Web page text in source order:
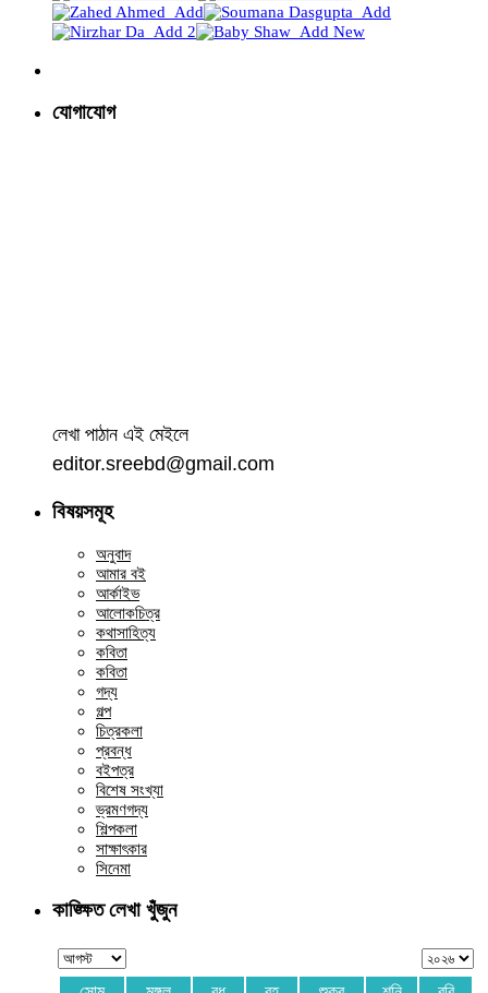
যোগাযোগ
লেখা পাঠান এই মেইলে
editor.sreebd@gmail.com
বিষয়সমূহ
অনুবাদ
আমার বই
আর্কাইভ
আলোকচিত্র
কথাসাহিত্য
কবিতা
কবিতা
গদ্য
গল্প
চিত্রকলা
প্রবন্ধ
বইপত্র
বিশেষ সংখ্যা
ভ্রমণগদ্য
শিল্পকলা
সাক্ষাৎকার
সিনেমা
কাঙ্ক্ষিত লেখা খুঁজুন